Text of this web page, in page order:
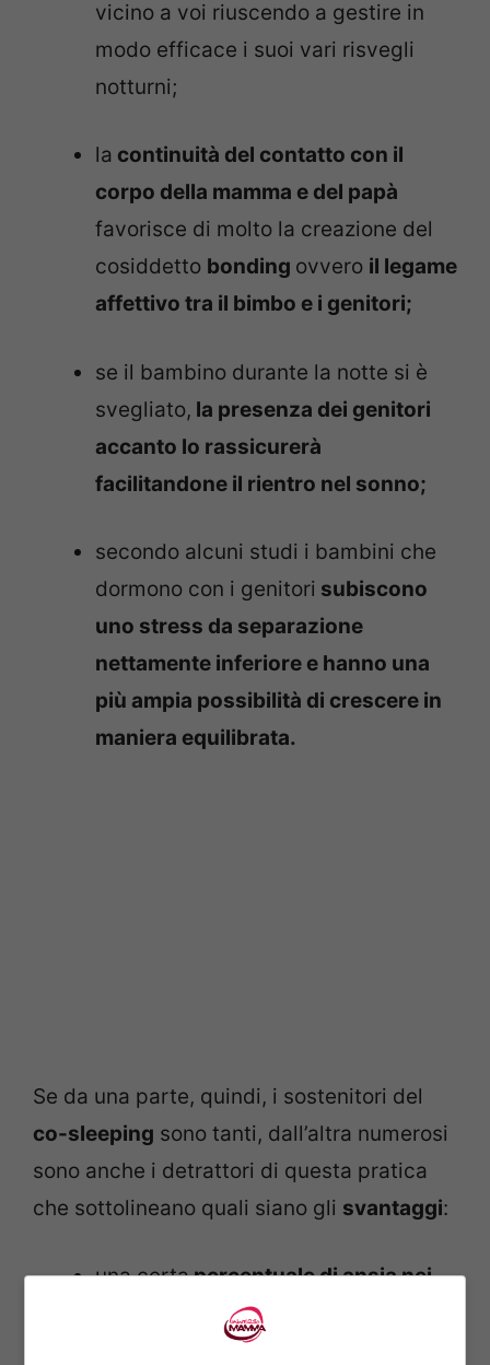
vicino a voi riuscendo a gestire in
modo efficace i suoi vari risvegli
notturni;
la continuità del contatto con il
corpo della mamma e del papà
favorisce di molto la creazione del
cosiddetto bonding ovvero il legame
affettivo tra il bimbo e i genitori;
se il bambino durante la notte si è
svegliato, la presenza dei genitori
accanto lo rassicurerà
facilitandone il rientro nel sonno;
secondo alcuni studi i bambini che
dormono con i genitori subiscono
uno stress da separazione
nettamente inferiore e hanno una
più ampia possibilità di crescere in
maniera equilibrata.
Se da una parte, quindi, i sostenitori del
co-sleeping sono tanti, dall’altra numerosi
sono anche i detrattori di questa pratica
che sottolineano quali siano gli svantaggi:
una certapercentuale di ansia nei
per cui la presenza del
bambino nel lettone può causare